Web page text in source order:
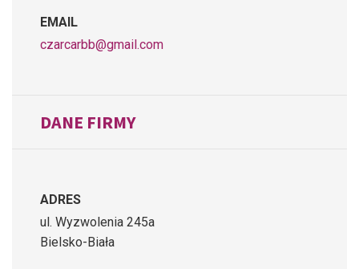
EMAIL
czarcarbb@gmail.com
DANE FIRMY
ADRES
ul. Wyzwolenia 245a
Bielsko-Biała